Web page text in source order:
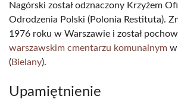
Nagórski został odznaczony Krzyżem
Odrodzenia Polski (Polonia Restituta).
1976 roku w Warszawie i został
warszawskim cmentarzu komunalnym w
(Bielany).
Upamiętnienie